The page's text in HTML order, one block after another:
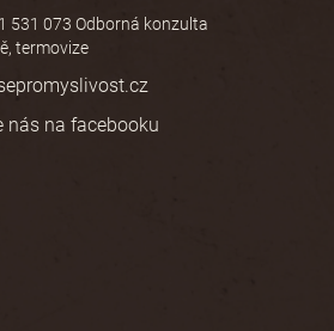
531 073 Odborná konzulta
termovize
nás na facebooku